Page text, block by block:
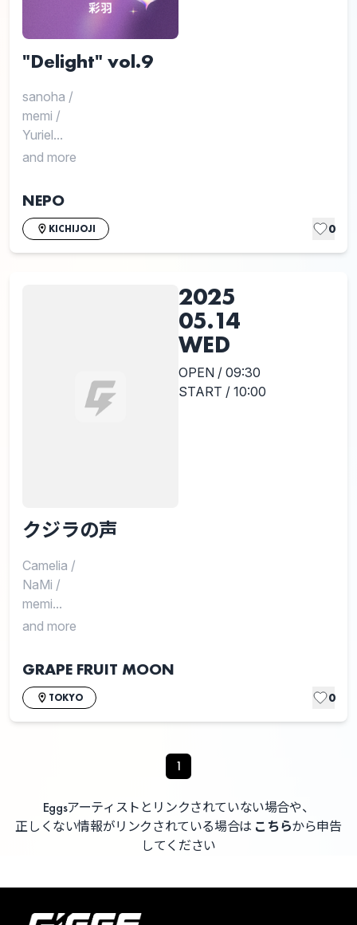
"Delight" vol.9
sanoha /
memi /
Yuriel...
and more
NEPO
KICHIJOJI 0
2025
05.14
WED
OPEN / 09:30
START / 10:00
クジラの声
Camelia /
NaMi /
memi...
and more
GRAPE FRUIT MOON
TOKYO 0
1
Eggsアーティストとリンクされていない場合や、
正しくない情報がリンクされている場合は こちらから申告
してください